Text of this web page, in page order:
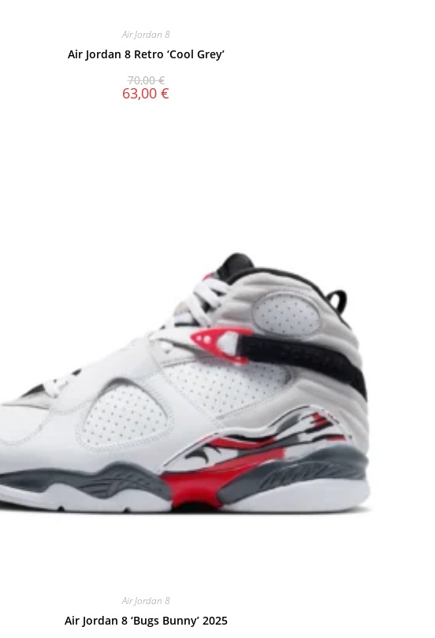
Air Jordan 8
Air Jordan 8 Retro ‘Cool Grey’
70,00€
63,00 €
Air Jordan 8
Air Jordan 8 ‘Bugs Bunny’ 2025